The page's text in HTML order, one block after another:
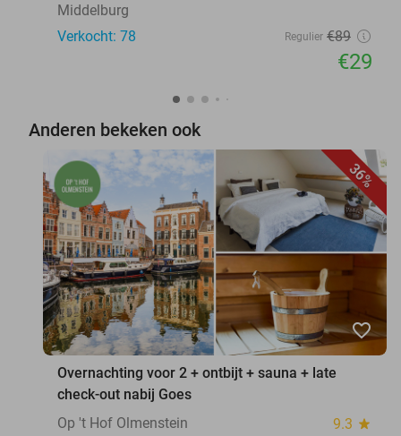
Middelburg
Verkocht: 78
Regulier €89
€29
Anderen bekeken ook
36%
favorite_border
Overnachting voor 2 + ontbijt + sauna + late
check-out nabij Goes
Op 't Hof Olmenstein
9.3 star